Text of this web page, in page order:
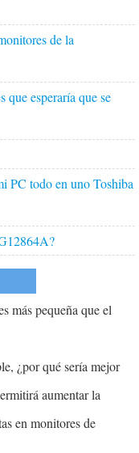
de la
que esperaría que se
PC todo en uno Toshiba
más pequeña que el
¿por qué sería mejor
en lugar de en el
aumentar la
pantalla?
en monitores de